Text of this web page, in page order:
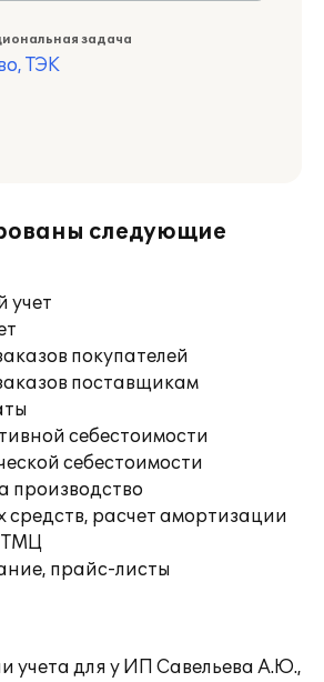
задача
ТЭК
следующие
учет
покупателей
поставщикам
себестоимости
себестоимости
производство
средств, расчет амортизации
ТМЦ
прайс-листы
учета для у ИП Савельева А.Ю.,